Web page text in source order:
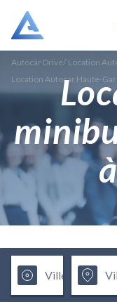
Autocar Drive/ Location
Location Autocar Haute-